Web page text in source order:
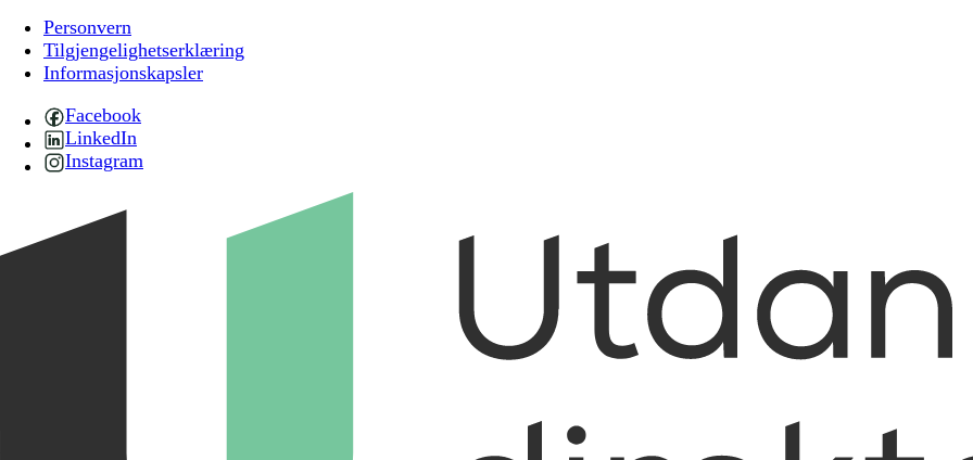
Personvern
Tilgjengelighetserklæring
Informasjonskapsler
Facebook
LinkedIn
Instagram